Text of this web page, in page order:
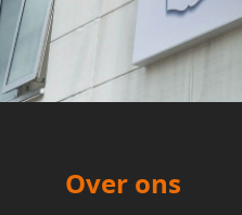
Over ons